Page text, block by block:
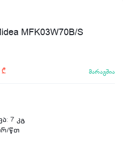
MFK03W70B/S
₾ მარაგშია
7 კგ
წთ